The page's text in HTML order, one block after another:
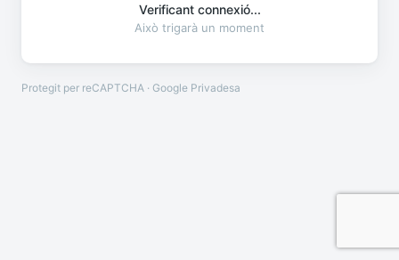
Verificant connexió...
Això trigarà un moment
Protegit per reCAPTCHA · Google Privadesa